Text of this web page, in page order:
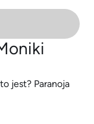
jest? Paranoja